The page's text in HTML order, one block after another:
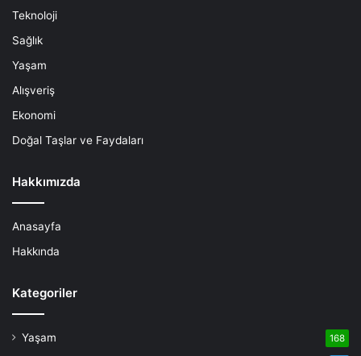
Teknoloji
Sağlık
Yaşam
Alışveriş
Ekonomi
Doğal Taşlar ve Faydaları
Hakkımızda
Anasayfa
Hakkında
Kategoriler
Yaşam 168